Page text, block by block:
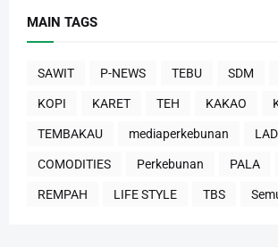
MAIN TAGS
SAWIT P-NEWS TEBU SDM
KOPI KARET TEH KAKAO
TEMBAKAU mediaperkebunan
COMODITIES Perkebunan PALA
REMPAH LIFE STYLE TBS